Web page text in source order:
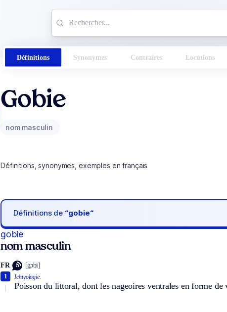
Définitions Synonymes Contraires Locutions
Gobie
nom masculin
Définitions, synonymes, exemples en français
Définitions de “gobie“
gobie
nom masculin
FR [gɔbi]
Ichtyologie.
Poisson du littoral, dont les nageoires ventrales en forme de
1